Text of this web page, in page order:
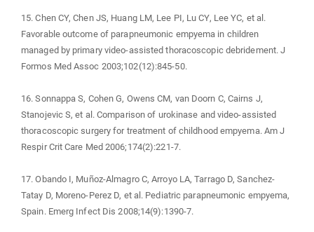
15. Chen CY, Chen JS, Huang LM, Lee PI, Lu CY, Lee YC, et al.
Favorable outcome of parapneumonic empyema in children
managed by primary video-assisted thoracoscopic debridement. J
Formos Med Assoc 2003;102(12):845-50.
16. Sonnappa S, Cohen G, Owens CM, van Doorn C, Cairns J,
Stanojevic S, et al. Comparison of urokinase and video-assisted
thoracoscopic surgery for treatment of childhood empyema. Am J
Respir Crit Care Med 2006;174(2):221-7.
17. Obando I, Muñoz-Almagro C, Arroyo LA, Tarrago D, Sanchez-
Tatay D, Moreno-Perez D, et al. Pediatric parapneumonic empyema,
Spain. Emerg Infect Dis 2008;14(9):1390-7.